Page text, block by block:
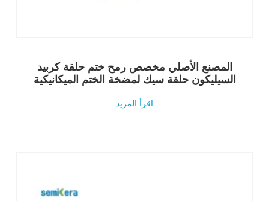
المصنع الأصلي مخصص رمح ختم حلقة كربيد
السيليكون حلقة سيك لمضخة الختم الميكانيكية
اقرأ المزيد